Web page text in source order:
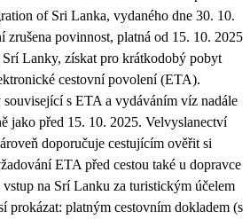
of Sri Lanka, vydaného dne 30. 10.
zrušena povinnost, platná od 15. 10. 2025
Lanky, získat pro krátkodobý pobyt
cestovní povolení (ETA).
související s ETA a vydáváním víz nadále
jako před 15. 10. 2025. Velvyslanectví
doporučuje cestujícím ověřit si
ETA před cestou také u dopravce
na Srí Lanku za turistickým účelem
prokázat: platným cestovním dokladem (s